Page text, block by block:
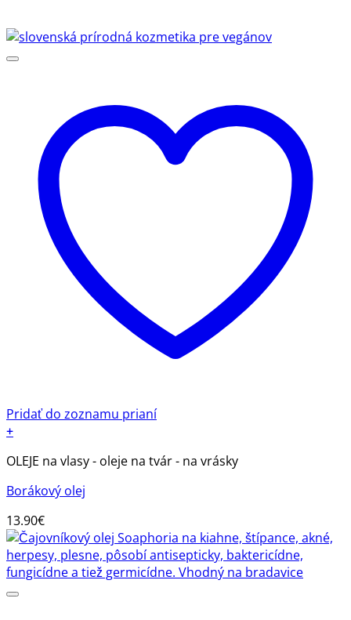
Pridať do zoznamu prianí
+
OLEJE na vlasy - oleje na tvár - na vrásky
Borákový olej
13.90€